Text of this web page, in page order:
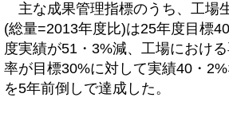
主な成果管理指標のうち、工場
(総量=2013年度比)は25年度目標
度実績が51・3%減、工場におけ
率が目標30%に対して実績40・
を5年前倒しで達成した。